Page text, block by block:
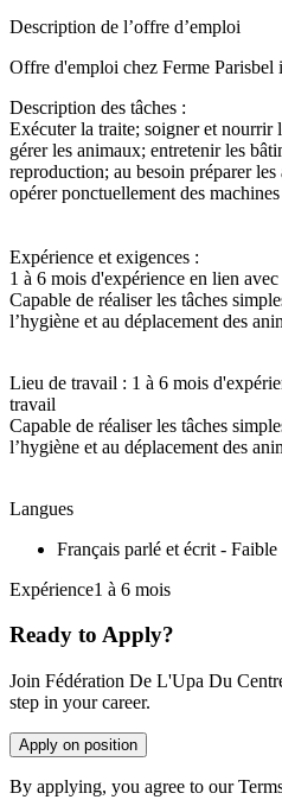
Description de l’offre d’emploi
Offre d'emploi chez Ferme Parisbel
Description des tâches :
Exécuter la traite; soigner et nourrir
gérer les animaux; entretenir les
reproduction; au besoin préparer
opérer ponctuellement des
Expérience et exigences :
1 à 6 mois d'expérience en
Capable de réaliser les tâches
l’hygiène et au
Lieu de travail : 1 à 6 mois
travail
Capable de réaliser les tâches
l’hygiène et au
Langues
Français parlé et écrit - Faible
Expérience1 à 6 mois
Ready to Apply?
Join Fédération De L'Upa Du
step in your career.
Apply on position
By applying, you agree to our